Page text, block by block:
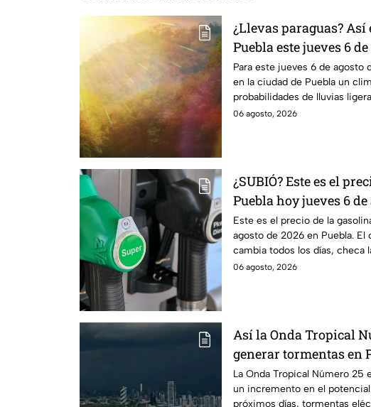
¿Llevas paraguas?
Puebla este jueves 6
Para este jueves 6 de agosto
en la ciudad de Puebla un
probabilidades de lluvias
06 agosto, 2026
¿SUBIÓ? Este es el
Puebla hoy jueves 6
Este es el precio de la
agosto de 2026 en Puebla.
cambia todos los días, checa
06 agosto, 2026
Así la Onda Tropical
generar tormentas en
Pronóstico de lluvias
La Onda Tropical Número 25
un incremento en el
próximos días, tormentas